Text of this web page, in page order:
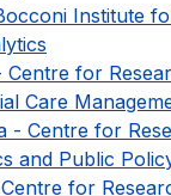
Institute
Centre for
Care
- Centre for
and Public
for